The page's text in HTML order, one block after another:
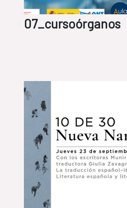
07_cursoórganos